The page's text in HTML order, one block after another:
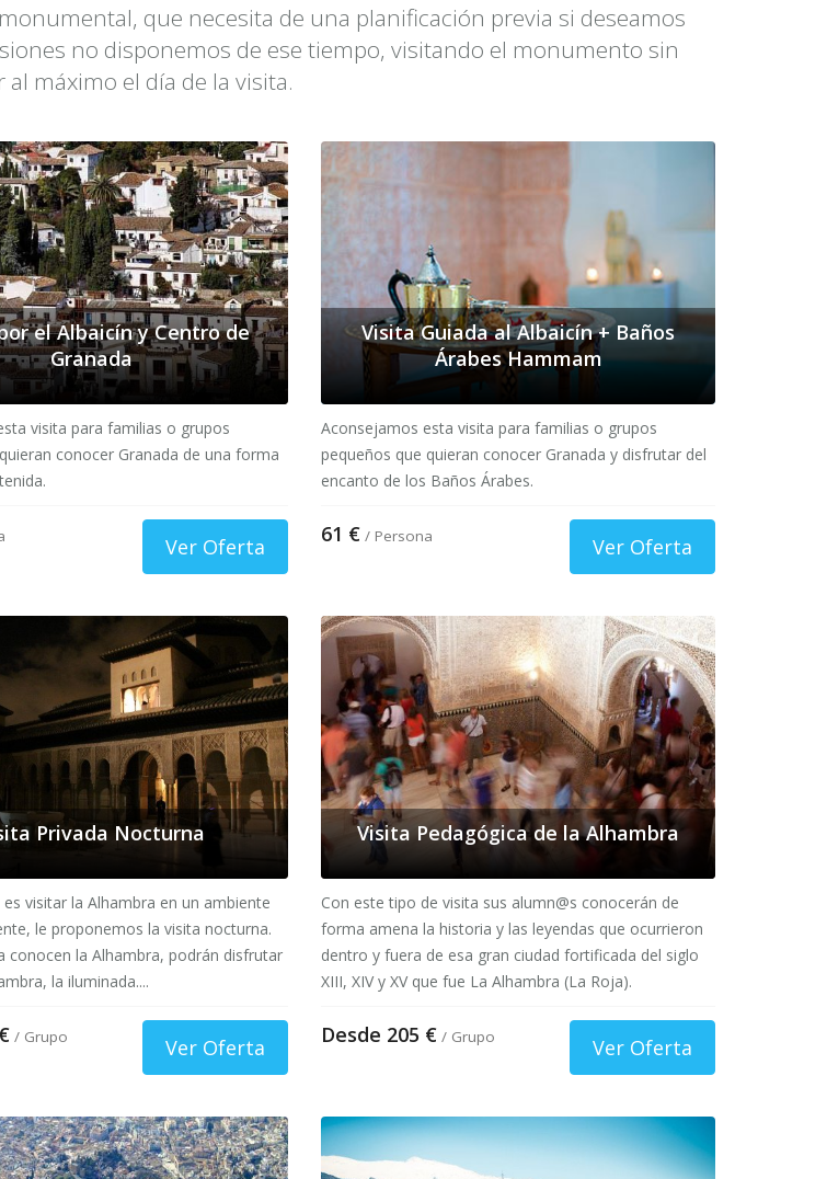
que necesita de una planificación previa si deseamos
no disponemos de ese tiempo, visitando el monumento sin
al máximo el día de la visita.
el Albaicín y Centro de
Granada
visita para familias o grupos
conocer Granada de una forma
Ver Oferta
Visita Guiada al Albaicín + Baños
Árabes Hammam
Aconsejamos esta visita para familias o grupos
pequeños que quieran conocer Granada y disfrutar del
encanto de los Baños Árabes.
61 € / Persona Ver Oferta
Privada Nocturna
es visitar la Alhambra en un ambiente
le proponemos la visita nocturna.
conocen la Alhambra, podrán disfrutar
la iluminada....
/ Grupo Ver Oferta
Visita Pedagógica de la Alhambra
Con este tipo de visita sus alumn@s conocerán de
forma amena la historia y las leyendas que ocurrieron
dentro y fuera de esa gran ciudad fortificada del siglo
XIII, XIV y XV que fue La Alhambra (La Roja).
Desde 205 € / Grupo Ver Oferta